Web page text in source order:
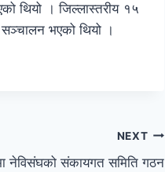
थियो । जिल्लास्तरीय १५
सञ्चालन भएको थियो ।
NEXT
नेविसंघको संकायगत समिति गठन